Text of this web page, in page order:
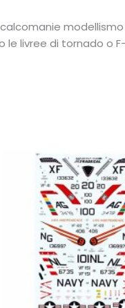
le livree di tornado o